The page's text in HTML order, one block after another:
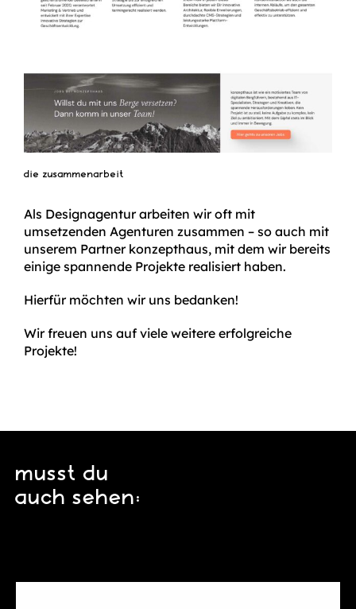
die zusammenarbeit
Als Designagentur arbeiten wir oft mit
umsetzenden Agenturen zusammen – so auch mit
unserem Partner konzepthaus, mit dem wir bereits
einige spannende Projekte realisiert haben.
Hierfür möchten wir uns bedanken!
Wir freuen uns auf viele weitere erfolgreiche
Projekte!
musst du
auch sehen: